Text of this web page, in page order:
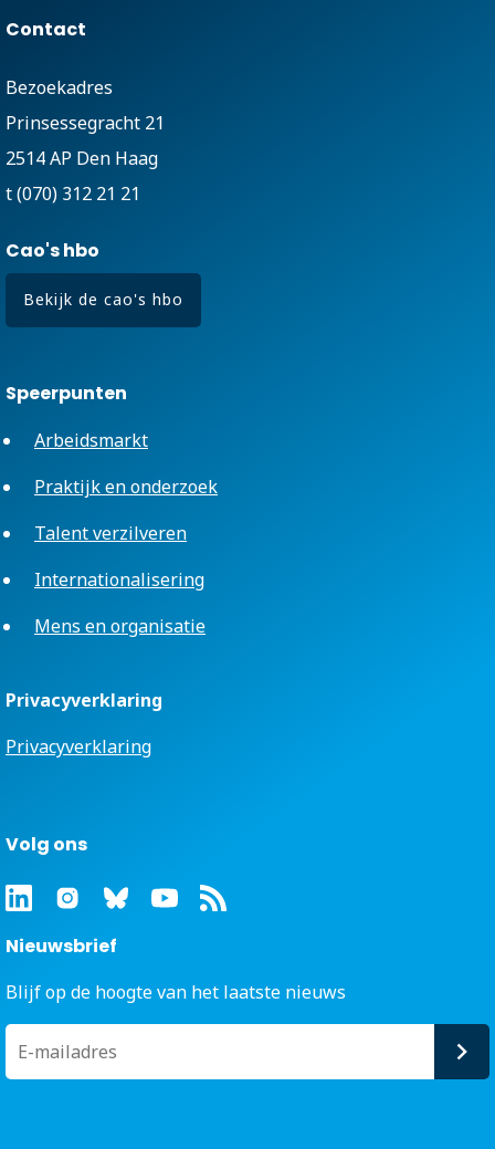
Contact
Bezoekadres
Prinsessegracht 21
2514 AP Den Haag
t (070) 312 21 21
Cao's hbo
Bekijk de cao's hbo
Speerpunten
Arbeidsmarkt
Praktijk en onderzoek
Talent verzilveren
Internationalisering
Mens en organisatie
Privacyverklaring
Privacyverklaring
Volg ons
Nieuwsbrief
Blijf op de hoogte van het laatste nieuws